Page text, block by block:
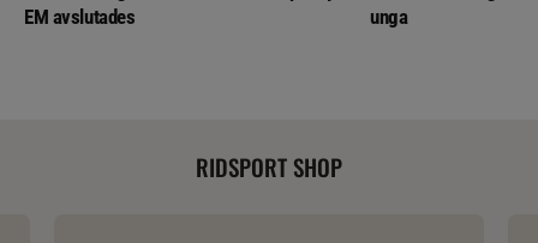
EM avslutades
unga
RIDSPORT SHOP